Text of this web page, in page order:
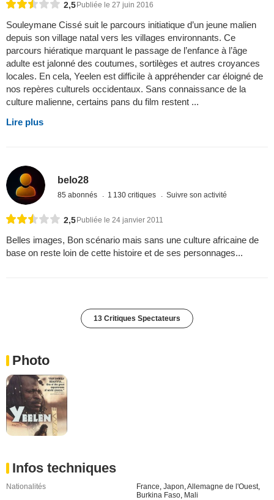
2,5 Publiée le 27 juin 2016
Souleymane Cissé suit le parcours initiatique d’un jeune malien
depuis son village natal vers les villages environnants. Ce
parcours hiératique marquant le passage de l’enfance à l’âge
adulte est jalonné des coutumes, sortilèges et autres croyances
locales. En cela, Yeelen est difficile à appréhender car éloigné de
nos repères culturels occidentaux. Sans connaissance de la
culture malienne, certains pans du film restent ...
Lire plus
belo28
85 abonnés 1 130 critiques Suivre son activité
2,5 Publiée le 24 janvier 2011
Belles images, Bon scénario mais sans une culture africaine de
base on reste loin de cette histoire et de ses personnages...
13 Critiques Spectateurs
Photo
Infos techniques
Nationalités France, Japon,Allemagne de l'Ouest,
Burkina Faso, Mali